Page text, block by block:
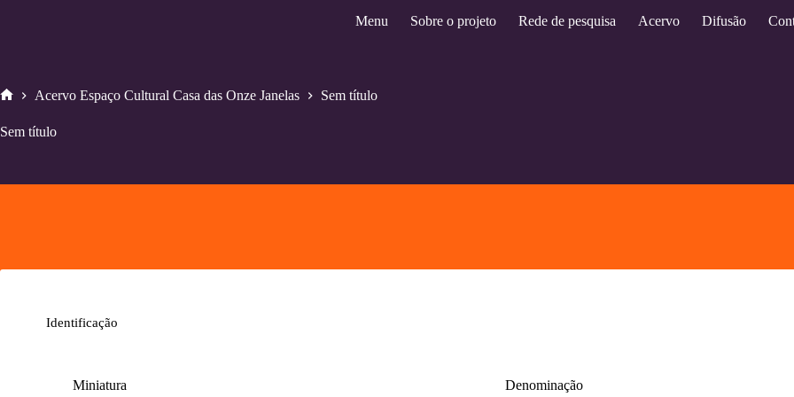
Menu Sobre o projeto Rede de pesquisa Acervo Difusão
Acervo Espaço Cultural Casa das Onze Janelas Sem título
Sem título
Identificação
Miniatura Denominação